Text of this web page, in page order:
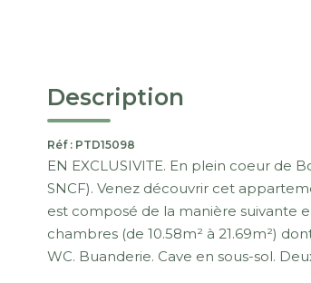
Description
Réf : PTD15098
EN EXCLUSIVITE. En plein coeur
SNCF). Venez découvrir cet
est composé de la manière suivante
chambres (de 10.58m² à 21.69m²)
WC. Buanderie. Cave en sous-sol.